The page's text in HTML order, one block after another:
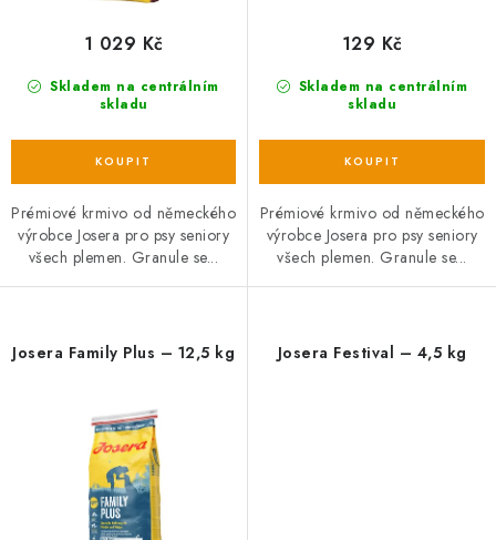
Skladem na centrálním
skladu
1 029 Kč
Prémiové krmivo od německého
výrobce Josera pro psy seniory
všech plemen. Granule se...
Skladem na centrálním
skladu
129 Kč
Prémiové krmivo od německého
výrobce Josera pro psy seniory
všech plemen. Granule se...
Josera Family Plus – 12,5 kg Josera Festival – 4,5 kg